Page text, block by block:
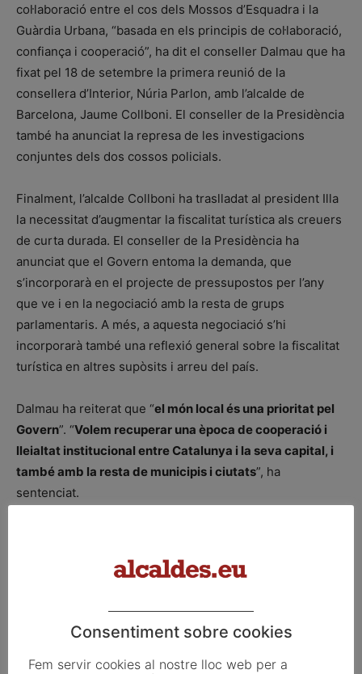
col·laboració entre el cos dels Mossos d’Esquadra i la
Guàrdia Urbana, “basada en els principis de col·laboració,
confiança i cooperació”, ha dit el conseller Dalmau que ha
fixat pel 18 de setembre la primera reunió de la
consellera d’Interior, Núria Parlon, amb l’alcalde de
Barcelona, Jaume Collboni. El conseller de la Presidència
també ha anunciat la represa de les investigacions
conjuntes dels dos cossos policials.
Finalment, l’alcalde Collboni ha traslladat al president Illa
la necessitat d’augmentar la fiscalitat turística als creuers
de curta durada. El conseller de la Presidència ha
anunciat que el Govern entoma la demanda, que
s’incorporarà en el projecte de pressupostos per l’any
que ve i en la negociació amb la resta de grups
parlamentaris. A més, a aquesta negociació s’hi
incorporarà també una reflexió general sobre la fiscalitat
turística en altres supòsits i arreu del país.
Dalmau ha reiterat que “el món local és una prioritat pel
Govern”. “Volem recuperar una època de cooperació i
lleialtat institucional entre Catalunya i la seva capital, i
també amb la resta de municipis i ciutats”, ha
sentenciat.
Consentiment sobre cookies
Fem servir cookies al nostre lloc web per a